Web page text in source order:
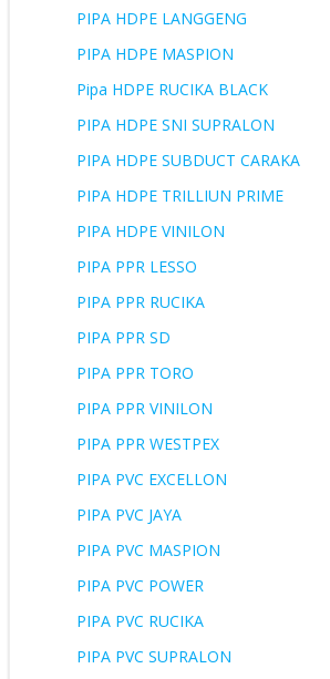
PIPA HDPE LANGGENG
PIPA HDPE MASPION
Pipa HDPE RUCIKA BLACK
PIPA HDPE SNI SUPRALON
PIPA HDPE SUBDUCT CARAKA
PIPA HDPE TRILLIUN PRIME
PIPA HDPE VINILON
PIPA PPR LESSO
PIPA PPR RUCIKA
PIPA PPR SD
PIPA PPR TORO
PIPA PPR VINILON
PIPA PPR WESTPEX
PIPA PVC EXCELLON
PIPA PVC JAYA
PIPA PVC MASPION
PIPA PVC POWER
PIPA PVC RUCIKA
PIPA PVC SUPRALON